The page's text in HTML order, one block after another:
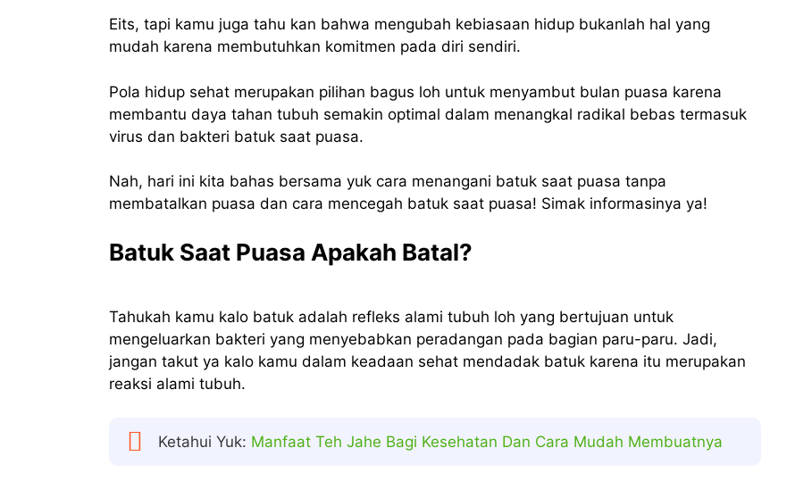
Eits, tapi kamu juga tahu kan bahwa mengubah kebiasaan hidup bukanlah hal yang
mudah karena membutuhkan komitmen pada diri sendiri.
Pola hidup sehat merupakan pilihan bagus loh untuk menyambut bulan puasa karena
membantu daya tahan tubuh semakin optimal dalam menangkal radikal bebas termasuk
virus dan bakteri batuk saat puasa.
Nah, hari ini kita bahas bersama yuk cara menangani batuk saat puasa tanpa
membatalkan puasa dan cara mencegah batuk saat puasa! Simak informasinya ya!
Batuk Saat Puasa Apakah Batal?
Tahukah kamu kalo batuk adalah refleks alami tubuh loh yang bertujuan untuk
mengeluarkan bakteri yang menyebabkan peradangan pada bagian paru-paru. Jadi,
jangan takut ya kalo kamu dalam keadaan sehat mendadak batuk karena itu merupakan
reaksi alami tubuh.
Ketahui Yuk: Manfaat Teh Jahe Bagi Kesehatan Dan Cara Mudah Membuatnya